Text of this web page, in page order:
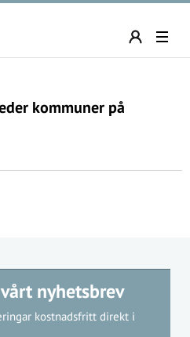
kommuner på
nyhetsbrev
kostnadsfritt direkt i